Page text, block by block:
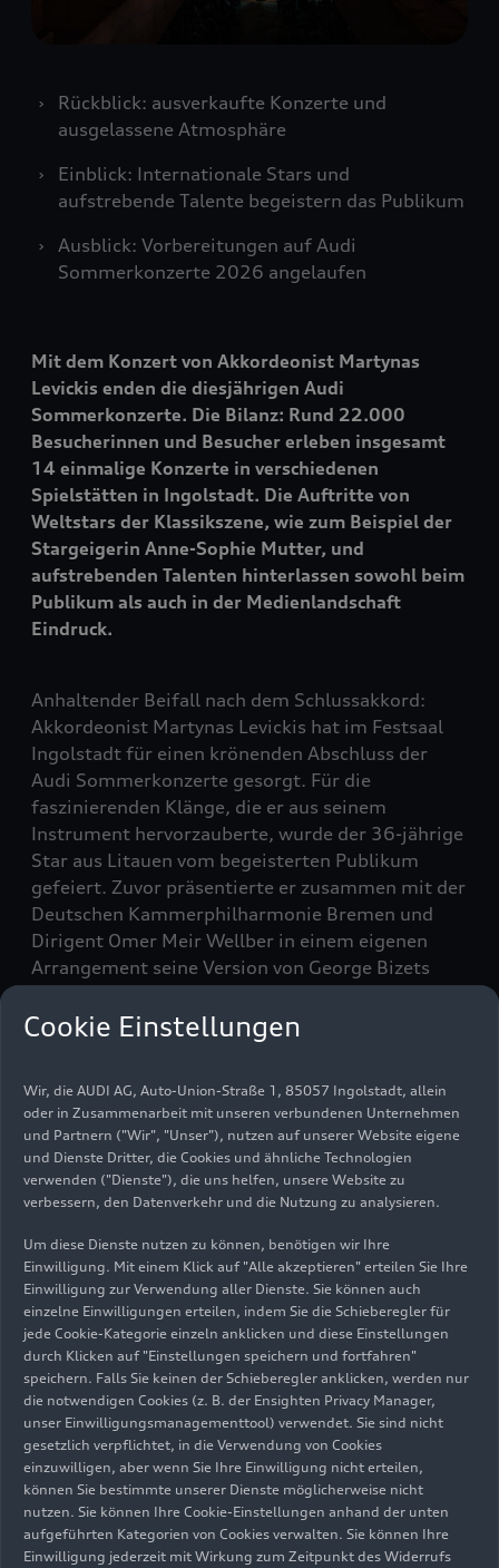
Rückblick: ausverkaufte Konzerte und
ausgelassene Atmosphäre
Einblick: Internationale Stars und
aufstrebende Talente begeistern das Publikum
Ausblick: Vorbereitungen auf Audi
Sommerkonzerte 2026 angelaufen
Mit dem Konzert von Akkordeonist Martynas
Levickis enden die diesjährigen Audi
Sommerkonzerte. Die Bilanz: Rund 22.000
Besucherinnen und Besucher erleben insgesamt
14 einmalige Konzerte in verschiedenen
Spielstätten in Ingolstadt. Die Auftritte von
Weltstars der Klassikszene, wie zum Beispiel der
Stargeigerin Anne-Sophie Mutter, und
aufstrebenden Talenten hinterlassen sowohl beim
Publikum als auch in der Medienlandschaft
Eindruck.
Anhaltender Beifall nach dem Schlussakkord:
Akkordeonist Martynas Levickis hat im Festsaal
Ingolstadt für einen krönenden Abschluss der
Audi Sommerkonzerte gesorgt. Für die
faszinierenden Klänge, die er aus seinem
Instrument hervorzauberte, wurde der 36-jährige
Star aus Litauen vom begeisterten Publikum
gefeiert. Zuvor präsentierte er zusammen mit der
Deutschen Kammerphilharmonie Bremen und
Dirigent Omer Meir Wellber in einem eigenen
Arrangement seine Version von George Bizets
Mit Levickis‘ Konzert endeten die diesjährigen
ihre enorme Vielfalt und große
Experimentierfreude auszeichneten. Die
insgesamt 14 Konzerte lockten rund 22.000
Besucherinnen und Besucher in die verschiedenen
Spielstätten in Ingolstadt.
Eigenproduktion in
einzigartiger Kulisse
Schon zum Auftakt der Audi Sommerkonzerte am
21. Juni erlebten die Gäste bei der
Eigenproduktion mit dem Arcis Saxophon
Quartett und dem Vokalensemble LauschWerk ein
Schmankerl in besonderer Kulisse. So wurde die
Baustelle des neuen Museums für Konkrete Kunst
und Design Ingolstadt zum einzigartigen
Konzertort.
Cookie Einstellungen
Wir, die AUDI AG, Auto-Union-Straße 1, 85057 Ingolstadt, allein
oder in Zusammenarbeit mit unseren verbundenen Unternehmen
und Partnern ("Wir", "Unser"), nutzen auf unserer Website eigene
und Dienste Dritter, die Cookies und ähnliche Technologien
verwenden ("Dienste"), die uns helfen, unsere Website zu
verbessern, den Datenverkehr und die Nutzung zu analysieren.
Um diese Dienste nutzen zu können, benötigen wir Ihre
Einwilligung. Mit einem Klick auf "Alle akzeptieren" erteilen Sie Ihre
Einwilligung zur Verwendung aller Dienste. Sie können auch
einzelne Einwilligungen erteilen, indem Sie die Schieberegler für
jede Cookie-Kategorie einzeln anklicken und diese Einstellungen
durch Klicken auf "Einstellungen speichern und fortfahren"
speichern. Falls Sie keinen der Schieberegler anklicken, werden nur
die notwendigen Cookies (z. B. der Ensighten Privacy Manager,
unser Einwilligungsmanagementtool) verwendet. Sie sind nicht
gesetzlich verpflichtet, in die Verwendung von Cookies
einzuwilligen, aber wenn Sie Ihre Einwilligung nicht erteilen,
können Sie bestimmte unserer Dienste möglicherweise nicht
nutzen. Sie können Ihre Cookie-Einstellungen anhand der unten
aufgeführten Kategorien von Cookies verwalten. Sie können Ihre
Einwilligung jederzeit mit Wirkung zum Zeitpunkt des Widerrufs